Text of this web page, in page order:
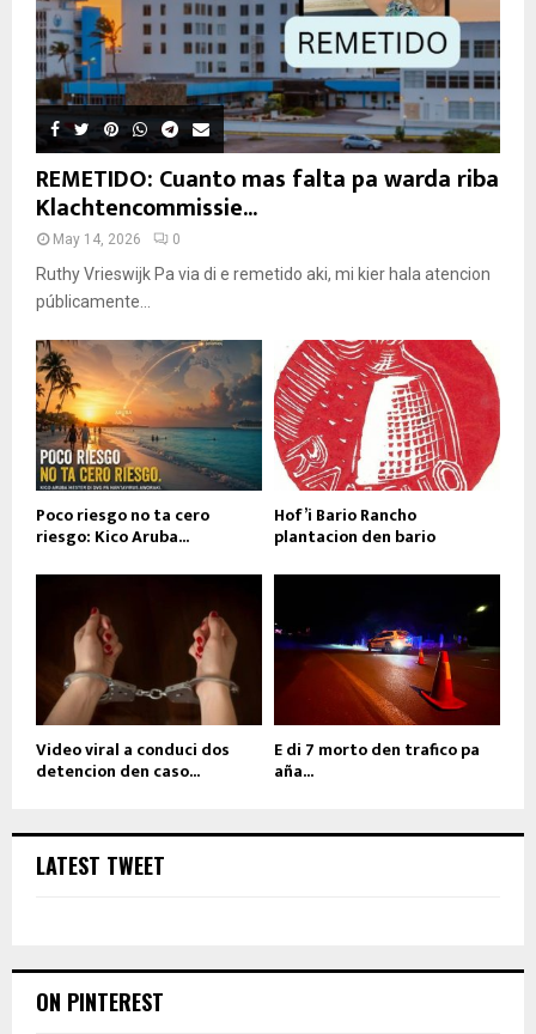
REMETIDO: Cuanto mas falta pa warda riba
Klachtencommissie...
May 14, 2026 0
Ruthy Vrieswijk Pa via di e remetido aki, mi kier hala atencion
públicamente...
Poco riesgo no ta cero
riesgo: Kico Aruba...
Hof’i Bario Rancho
plantacion den bario
Video viral a conduci dos
detencion den caso...
E di 7 morto den trafico pa
aña...
LATEST TWEET
ON PINTEREST